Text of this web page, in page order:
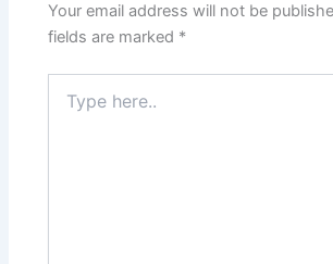
Your email address will not be
fields are marked *
here..